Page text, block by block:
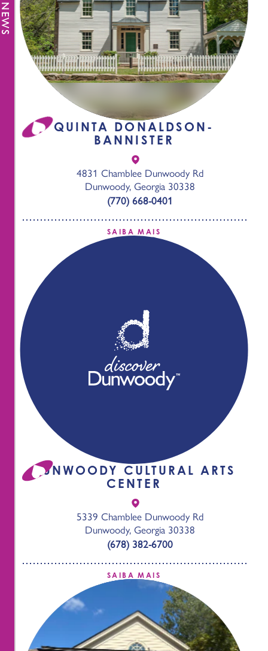
QUINTA DONALDSON-
BANNISTER
4831 Chamblee Dunwoody Rd
Dunwoody, Georgia 30338
(770) 668-0401
SAIBA MAIS
DUNWOODY CULTURAL ARTS
CENTER
5339 Chamblee Dunwoody Rd
Dunwoody, Georgia 30338
(678) 382-6700
SAIBA MAIS